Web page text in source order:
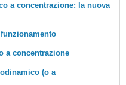
a concentrazione: la nuova
a concentrazione
(o a